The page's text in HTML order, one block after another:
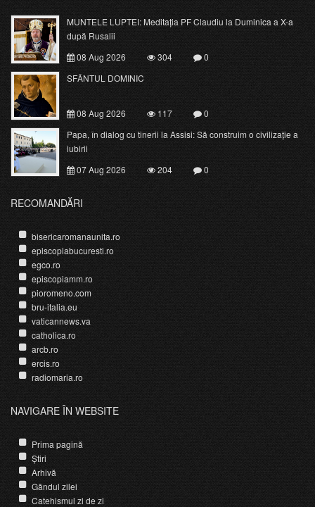
MUNTELE LUPTEI: Meditația PF Claudiu la Duminica a X-a
după Rusalii
08 Aug 2026
304
0
SFÂNTUL DOMINIC
08 Aug 2026 117
0
Papa, în dialog cu tinerii la Assisi: Să construim o civilizație a
iubirii
07 Aug 2026
204 0
RECOMANDĂRI
bisericaromanaunita.ro
episcopiabucuresti.ro
egco.ro
episcopiamm.ro
pioromeno.com
bru-italia.eu
vaticannews.va
catholica.ro
arcb.ro
ercis.ro
radiomaria.ro
NAVIGARE ÎN WEBSITE
Prima pagină
Știri
Arhivă
Gândul zilei
Catehismul zi de zi